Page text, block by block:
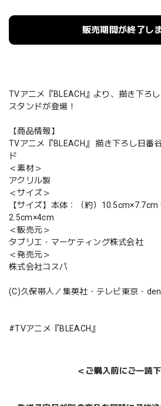
販売期間が終了し
TVアニメ『BLEACH』より、描き下ろ
スタンドが登場！
【商品情報】
TVアニメ『BLEACH』 描き下ろし日番
ド
＜素材＞
アクリル製
＜サイズ＞
【サイズ】本体：（約）10.5cm×7.7cm
2.5cm×4cm
＜販売元＞
タブリエ・マーケティング株式会社
＜発売元＞
株式会社コスパ
(C)久保帯人／集英社・テレビ東京・
#TVアニメ『BLEACH』
＜ご購入前にご一読